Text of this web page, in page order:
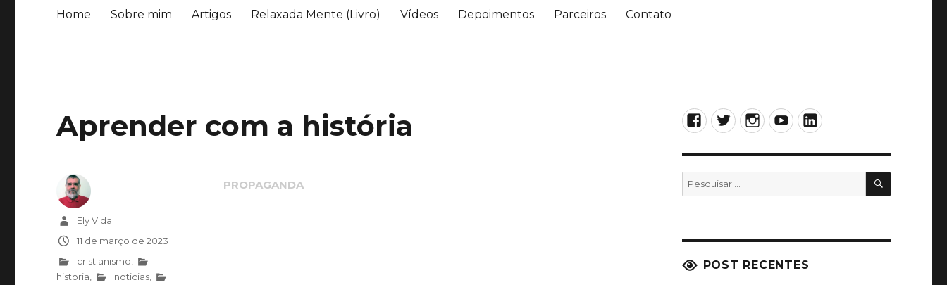
Home Sobre mim Artigos Relaxada Mente (Livro) Vídeos Depoimentos Parceiros Contato
Aprender com a história
AutorEly Vidal
Publicado
em
11 de março de 2023
Categorias
cristianismo
historia
noticias
Facebook
TwitterInstagram
YouTubeLinkedIn
Pesquisar
por:
POST RECENTES